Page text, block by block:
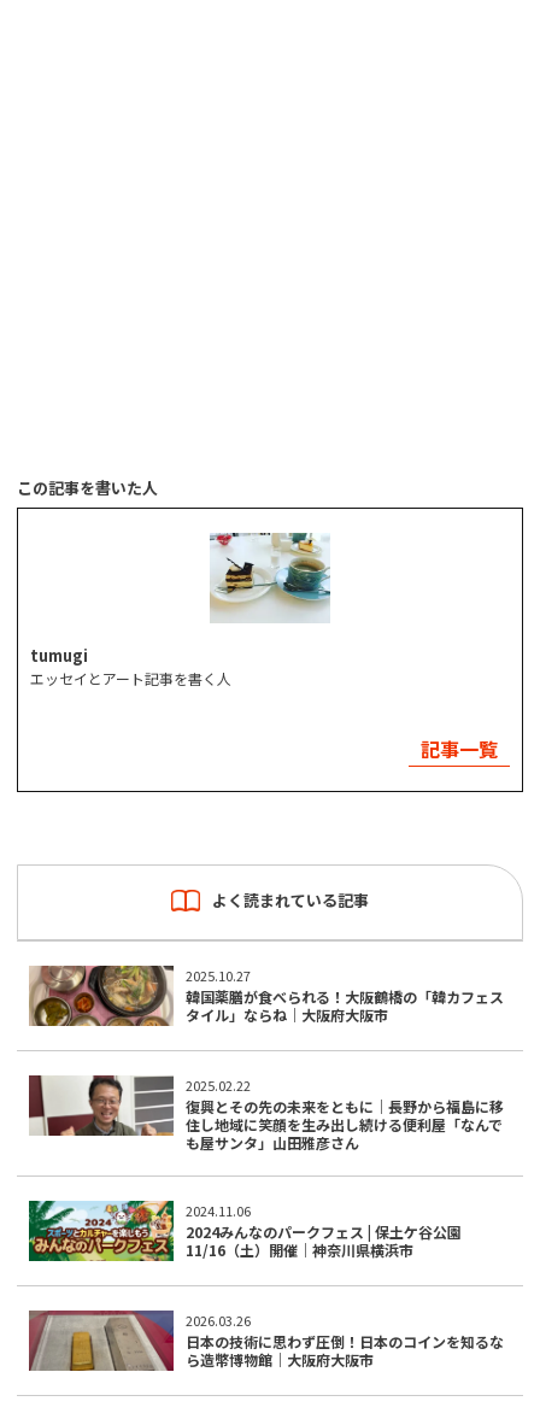
この記事を書いた人
tumugi
エッセイとアート記事を書く人
記事一覧
よく読まれている記事
2025.10.27
韓国薬膳が食べられる！大阪鶴橋の「韓カフェス
タイル」ならね｜大阪府大阪市
2025.02.22
復興とその先の未来をともに｜長野から福島に移
住し地域に笑顔を生み出し続ける便利屋「なんで
も屋サンタ」山田雅彦さん
2024.11.06
2024みんなのパークフェス | 保土ケ谷公園
11/16（土）開催｜神奈川県横浜市
2026.03.26
日本の技術に思わず圧倒！日本のコインを知るな
ら造幣博物館｜大阪府大阪市